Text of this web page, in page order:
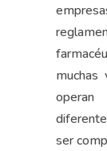
muchas
ser